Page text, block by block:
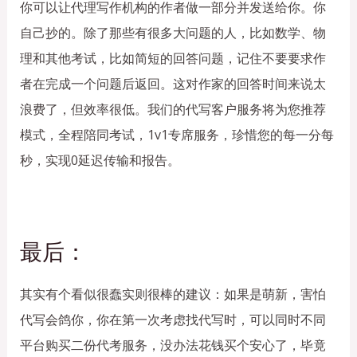
你可以让代理写作机构的作者做一部分并发送给你。你
自己抄的。除了那些有很多大问题的人，比如数学、物
理和其他考试，比如简短的回答问题，记住不要要求作
者在完成一个问题后返回。这对作家的回答时间来说太
浪费了，但效率很低。我们的代写客户服务将为您推荐
模式，全程陪同考试，1v1专席服务，珍惜您的每一分每
秒，实现0延迟传输和报告。
最后：
其实有个看似很蠢实则很棒的建议：如果是萌新，害怕
代写会鸽你，你在第一次考虑找代写时，可以同时不同
平台购买二份代考服务，没办法花钱买个安心了，毕竟